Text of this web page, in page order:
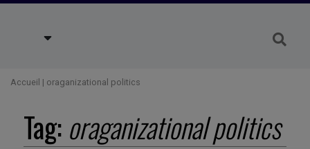
Accueil | oraganizational politics
Tag: oraganizational politics